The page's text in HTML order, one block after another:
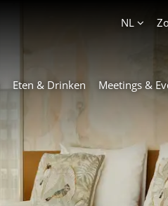
NL
Eten & Drinken Meetings &